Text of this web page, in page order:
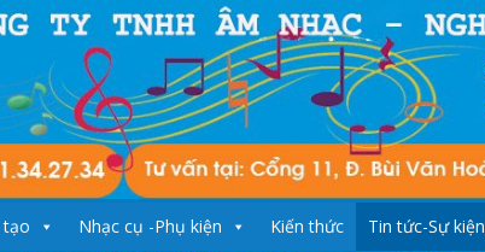
Nhạc cụ -Phụ kiện Kiến thức Tin tức-Sự kiện